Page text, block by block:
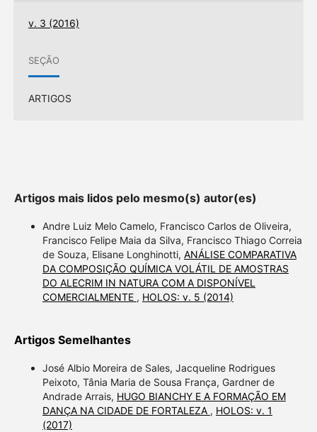
v. 3 (2016)
SEÇÃO
ARTIGOS
Artigos mais lidos pelo mesmo(s) autor(es)
Andre Luiz Melo Camelo, Francisco Carlos de Oliveira,
Francisco Felipe Maia da Silva, Francisco Thiago Correia
de Souza, Elisane Longhinotti, ANÁLISE COMPARATIVA
DA COMPOSIÇÃO QUÍMICA VOLÁTIL DE AMOSTRAS
DO ALECRIM IN NATURA COM A DISPONÍVEL
COMERCIALMENTE , HOLOS: v. 5 (2014)
Artigos Semelhantes
José Albio Moreira de Sales, Jacqueline Rodrigues
Peixoto, Tânia Maria de Sousa França, Gardner de
Andrade Arrais, HUGO BIANCHY E A FORMAÇÃO EM
DANÇA NA CIDADE DE FORTALEZA , HOLOS: v. 1
(2017)